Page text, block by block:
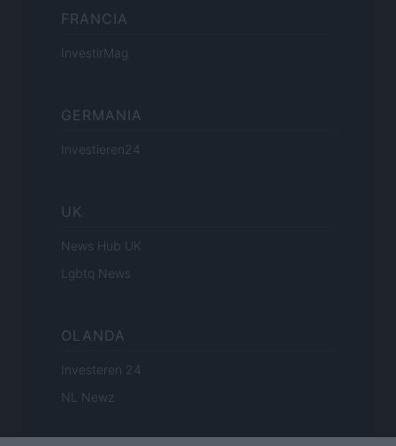
FRANCIA
InvestirMag
GERMANIA
Investieren24
UK
News Hub UK
Lgbtq News
OLANDA
Investeren 24
NL Newz